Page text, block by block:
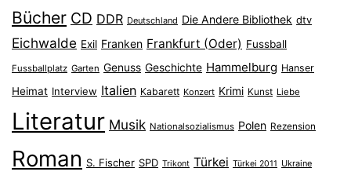
Bücher CD DDR Deutschland Die Andere Bibliothek dtv
Eichwalde Exil Franken Frankfurt (Oder) Fussball
Fussballplatz Garten Genuss Geschichte Hammelburg Hanser
Heimat Interview Italien Kabarett Konzert Krimi Kunst Liebe
Literatur Musik Nationalsozialismus Polen Rezension
Roman S. Fischer SPD Trikont Türkei Türkei 2011 Ukraine